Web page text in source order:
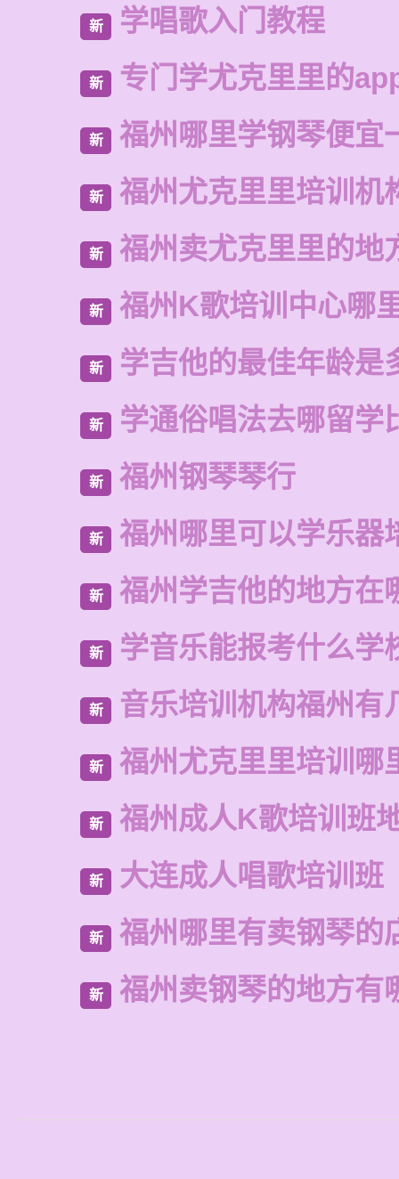
新 学唱歌入门教程
新 专门学尤克里里的
新 福州哪里学钢琴便宜
新 福州尤克里里培训机
新 福州卖尤克里里的地
新 福州K歌培训中心哪
新 学吉他的最佳年龄是
新 学通俗唱法去哪留学
新 福州钢琴琴行
新 福州哪里可以学乐器
新 福州学吉他的地方在
新 学音乐能报考什么学
新 音乐培训机构福州有
新 福州尤克里里培训哪
新 福州成人K歌培训班
新 大连成人唱歌培训班
新 福州哪里有卖钢琴的
新 福州卖钢琴的地方有